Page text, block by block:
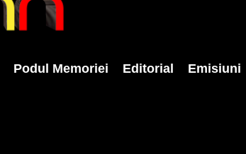
Podul Memoriei Editorial Emisiuni